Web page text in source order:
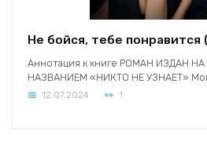
Не бойся, тебе понравится
Аннотация к книге РОМАН ИЗДАН
НАЗВАНИЕМ «НИКТО НЕ УЗНАЕТ»
12.07.2024 1